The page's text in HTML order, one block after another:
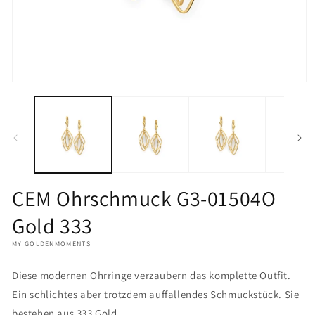
CEM Ohrschmuck G3-01504O
Gold 333
MY GOLDENMOMENTS
Diese modernen Ohrringe verzaubern das komplette Outfit.
Ein schlichtes aber trotzdem auffallendes Schmuckstück. Sie